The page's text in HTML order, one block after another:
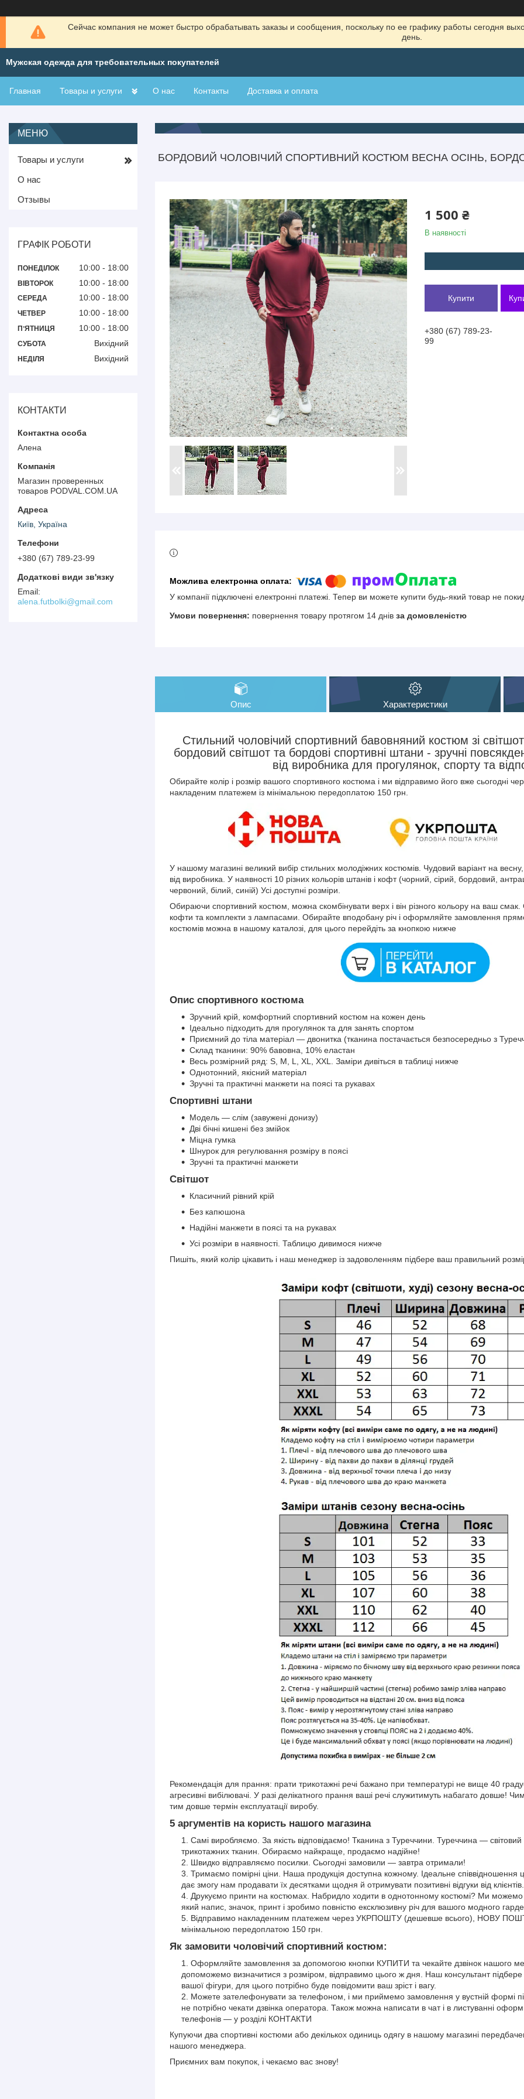
Сейчас компания не может быстро обрабатывать заказы и сообщения, поскольку по ее графику работы сегодня
день.
Мужская одежда для требовательных покупателей
Главная Товары и услуги О нас Контакты Доставка и оплата
БОРДОВИЙ ЧОЛОВІЧИЙ СПОРТИВНИЙ КОСТЮМ ВЕСНА ОСІНЬ,
1 500 ₴
В наявності
Купити
+380 (67) 789-23-
99
У компанії підключені електронні платежі. Тепер ви можете купити будь-який товар не
повернення товару протягом 14 днів за домовленістю
Опис Характеристики
Стильний чоловічий спортивний бавовняний костюм зі
бордовий світшот та бордові спортивні штани - зручні
від виробника для прогулянок, спорту та
Обирайте колір і розмір вашого спортивного костюма і ми відправимо його вже сьогодні
накладеним платежем із мінімальною передоплатою 150 грн.
У нашому магазині великий вибір стильних молодіжних костюмів. Чудовий варіант на
від виробника. У наявності 10 різних кольорів штанів і кофт (чорний, сірий, бордовий,
червоний, білий, синій) Усі доступні розміри.
Обираючи спортивний костюм, можна скомбінувати верх і він різного кольору на ваш смак.
кофти та комплекти з лампасами. Обирайте вподобану річ і оформляйте замовлення
костюмів можна в нашому каталозі, для цього перейдіть за кнопкою нижче
Опис спортивного костюма
Зручний крій, комфортний спортивний костюм на кожен день
Ідеально підходить для прогулянок та для занять спортом
Приємний до тіла матеріал — двонитка (тканина постачається безпосередньо з
Склад тканини: 90% бавовна, 10% еластан
Весь розмірний ряд: S, M, L, XL, XXL. Заміри дивіться в таблиці нижче
Однотонний, якісний матеріал
Зручні та практичні манжети на поясі та рукавах
Спортивні штани
Модель — слім (завужені донизу)
Дві бічні кишені без змійок
Міцна гумка
Шнурок для регулювання розміру в поясі
Зручні та практичні манжети
Світшот
Класичний рівний крій
Без капюшона
Надійні манжети в поясі та на рукавах
Усі розміри в наявності. Таблицю дивимося нижче
Пишіть, який колір цікавить і наш менеджер із задоволенням підбере ваш правильний
Рекомендація для прання: прати трикотажні речі бажано при температурі не вище 40
агресивні вибілювачі. У разі делікатного прання ваші речі служитимуть набагато
тим довше термін експлуатації виробу.
5 аргументів на користь нашого магазина
Самі виробляємо. За якість відповідаємо! Тканина з Туреччини. Туреччина — світовий
трикотажних тканин. Обираємо найкраще, продаємо надійне!
Швидко відправляємо посилки. Сьогодні замовили — завтра отримали!
Тримаємо помірні ціни. Наша продукція доступна кожному. Ідеальне співвідношення
дає змогу нам продавати їх десятками щодня й отримувати позитивні відгуки від клієнтів.
Друкуємо принти на костюмах. Набридло ходити в однотонному костюмі? Ми можемо
який напис, значок, принт і зробимо повністю ексклюзивну річ для вашого модного
Відправимо накладенним платежем через УКРПОШТУ (дешевше всього), НОВУ
мінімальною передоплатою 150 грн.
Як замовити чоловічий спортивний костюм:
Оформляйте замовлення за допомогою кнопки КУПИТИ та чекайте дзвінок нашого
допоможемо визначитися з розміром, відправимо цього ж дня. Наш консультант
вашої фігури, для цього потрібно буде повідомити ваш зріст і вагу.
Можете зателефонувати за телефоном, і ми приймемо замовлення у вустній формі
не потрібно чекати дзвінка оператора. Також можна написати в чат і в листуванні
телефонів — у розділі КОНТАКТИ
Купуючи два спортивні костюми або декількох одиниць одягу в нашому магазині
нашого менеджера.
Приємних вам покупок, і чекаємо вас знову!
Товары и услуги
О нас
Отзывы
ГРАФІК РОБОТИ
ПОНЕДІЛОК 10:00 18:00
ВІВТОРОК 10:00 18:00
СЕРЕДА 10:00 18:00
ЧЕТВЕР 10:00 18:00
ПʼЯТНИЦЯ 10:00 18:00
СУБОТА Вихідний
НЕДІЛЯ Вихідний
КОНТАКТИ
Алена
Магазин проверенных
товаров PODVAL.СOM.UA
Київ, Україна
+380 (67) 789-23-99
alena.futbolki@gmail.com